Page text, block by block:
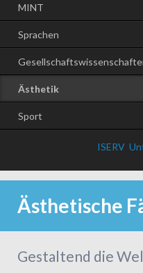
MINT
Sprachen
Ästhetik
Sport
ISERV
Ästhetische
Gestaltend die